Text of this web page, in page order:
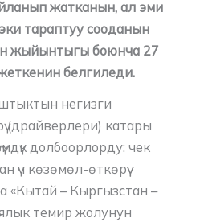
жатканын, ал эми
тараптуу сооданын
жыйынтыгы боюнча 27
белгиледи.
негизги
(драйверлери) катары
долбоорлорду: чек
көзөмөл-өткөрүү
«Кытай – Кыргызстан –
темир жолунун